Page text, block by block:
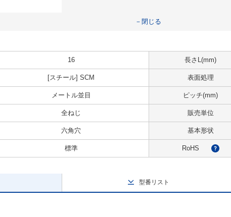
－閉じる
16 長さL(mm)
[スチール] SCM 表面処理
メートル並目 ピッチ(mm)
全ねじ 販売単位
六角穴 基本形状
標準 RoHS ?
型番リスト